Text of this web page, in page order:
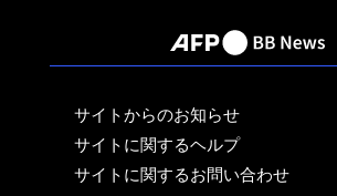
サイトからのお知らせ
サイトに関するヘルプ
サイトに関するお問い合わせ